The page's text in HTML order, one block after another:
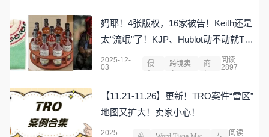
妈耶！4张版权，16家被告！Keith还是
太“流氓”了！KJP、Hublot动不动就TRO
的产品，卖家们还敢上架啊！！
2025-12-
03
侵
跨境卖
商
阅读
2897
【11.21-11.26】更新！TRO案件“雷区”
地图又扩大！卖家小心！
2025-
阅读